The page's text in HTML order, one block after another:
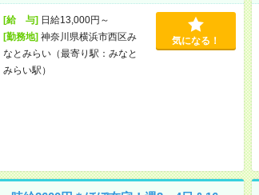
[給 与]日給13,000円～
[勤務地]神奈川県横浜市西区み
なとみらい（最寄り駅：みなと
みらい駅）
気になる！